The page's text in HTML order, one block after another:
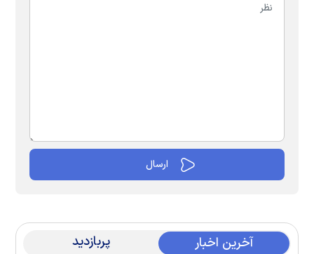
آخرین اخبار پربازدید